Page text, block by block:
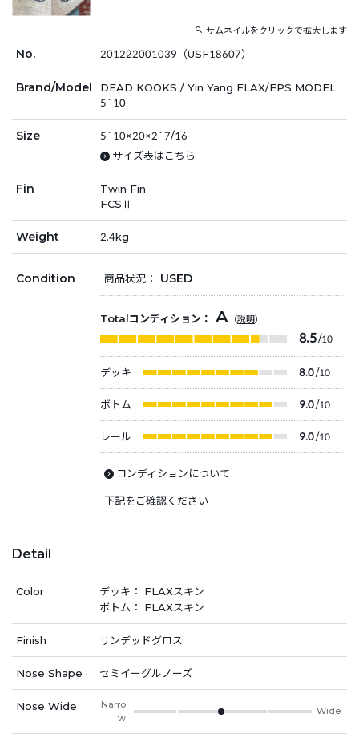
サムネイルをクリックで拡大します
No. 201222001039（USF18607）
Brand/Model
DEAD KOOKS / Yin Yang FLAX/EPS MODEL
5`10
Size
5`10×20×2`7/16
サイズ表はこちら
Fin
Twin Fin
FCSⅡ
Weight 2.4kg
Condition 商品状況： USED
Totalコンディション： A （説明）
8.5/10
デッキ 8.0/10
ボトム 9.0/10
レール 9.0/10
コンディションについて
下記をご確認ください
Detail
Color
デッキ： FLAXスキン
ボトム： FLAXスキン
Finish サンデッドグロス
Nose Shape セミイーグルノーズ
Nose Wide
Narro
w
Wide